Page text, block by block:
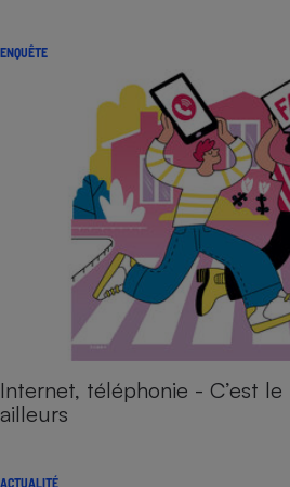
ENQUÊTE
Internet, téléphonie - C’est le
ailleurs
ACTUALITÉ